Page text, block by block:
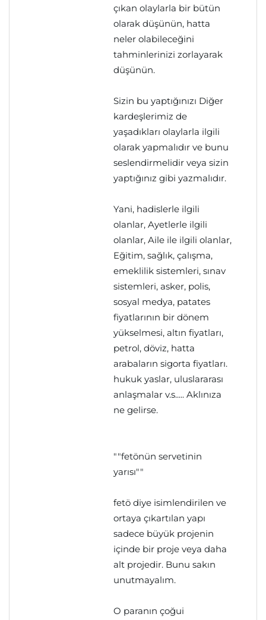
çıkan olaylarla bir bütün
olarak düşünün, hatta
neler olabileceğini
tahminlerinizi zorlayarak
düşünün.
Sizin bu yaptığınızı Diğer
kardeşlerimiz de
yaşadıkları olaylarla ilgili
olarak yapmalıdır ve bunu
seslendirmelidir veya sizin
yaptığınız gibi yazmalıdır.
Yani, hadislerle ilgili
olanlar, Ayetlerle ilgili
olanlar, Aile ile ilgili olanlar,
Eğitim, sağlık, çalışma,
emeklilik sistemleri, sınav
sistemleri, asker, polis,
sosyal medya, patates
fiyatlarının bir dönem
yükselmesi, altın fiyatları,
petrol, döviz, hatta
arabaların sigorta fiyatları.
hukuk yaslar, uluslararası
anlaşmalar v.s..... Aklınıza
ne gelirse.
""fetönün servetinin
yarısı""
fetö diye isimlendirilen ve
ortaya çıkartılan yapı
sadece büyük projenin
içinde bir proje veya daha
alt projedir. Bunu sakın
unutmayalım.
O paranın çoğui